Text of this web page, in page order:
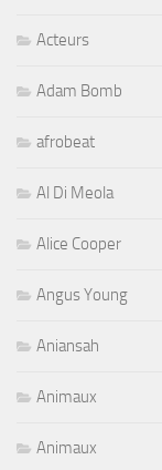
Acteurs
Adam Bomb
afrobeat
Al Di Meola
Alice Cooper
Angus Young
Aniansah
Animaux
Animaux